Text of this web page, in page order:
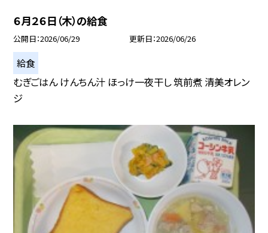
６月２６日（木）の給食
公開日 2026/06/29 更新日 2026/06/26
給食
むぎごはん けんちん汁 ほっけ一夜干し 筑前煮 清美オレン
ジ